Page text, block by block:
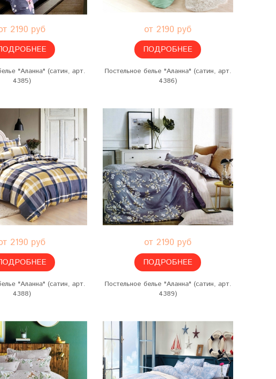
2190 руб
"Аланна" (сатин, арт.
4385)
от 2190 руб
ПОДРОБНЕЕ
Постельное белье "Аланна" (сатин, арт.
4386)
2190 руб
"Аланна" (сатин, арт.
4388)
от 2190 руб
ПОДРОБНЕЕ
Постельное белье "Аланна" (сатин, арт.
4389)